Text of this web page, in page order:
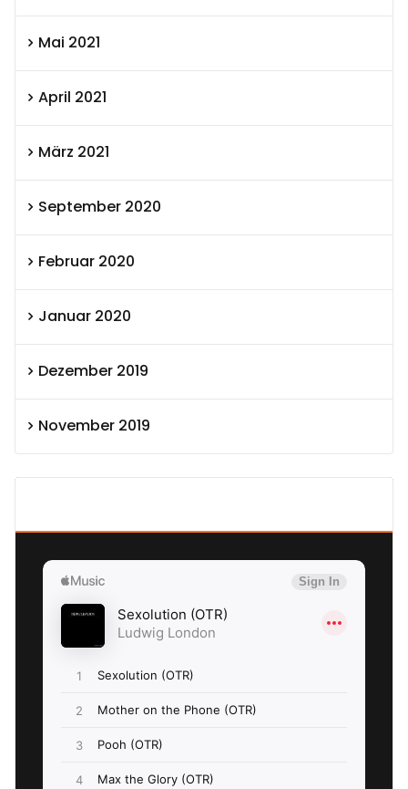
Mai 2021
April 2021
März 2021
September 2020
Februar 2020
Januar 2020
Dezember 2019
November 2019